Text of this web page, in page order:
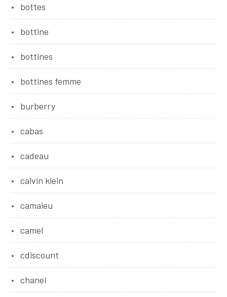
bottes
bottine
bottines
bottines femme
burberry
cabas
cadeau
calvin klein
camaieu
camel
cdiscount
chanel